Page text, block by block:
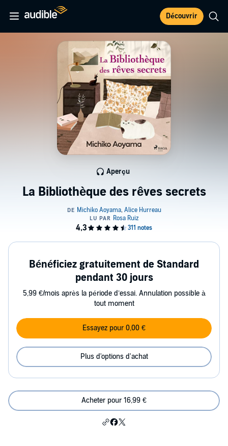
Découvrir
La Bibliothèque des rêves secrets
Aperçu
Bénéficiez gratuitement de Standard
pendant 30 jours
5,99 €/mois après la période d’essai. Annulation possible à
tout moment
Essayez pour 0,00 €
Plus d'options d'achat
Acheter pour 16,99 €